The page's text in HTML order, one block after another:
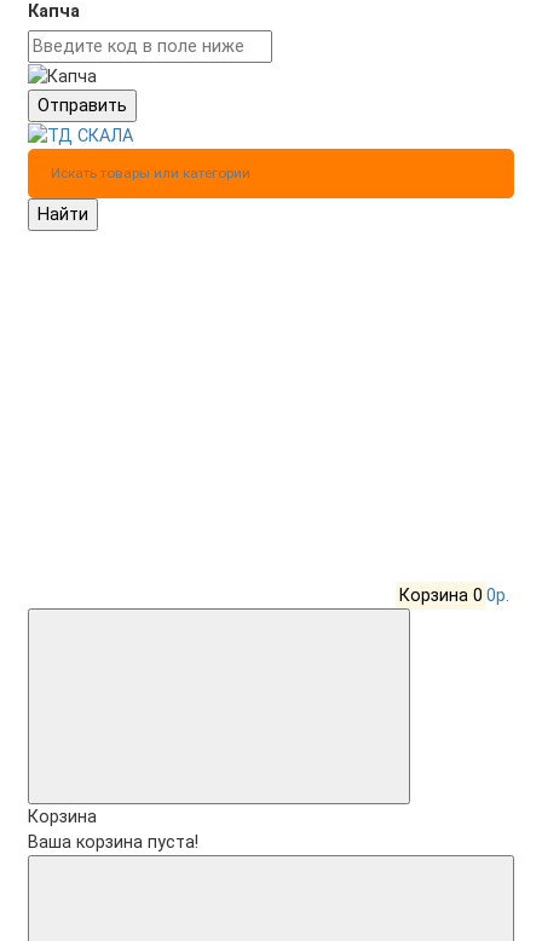
Капча
Отправить
Найти
Корзина 0 0р.
Корзина
Ваша корзина пуста!